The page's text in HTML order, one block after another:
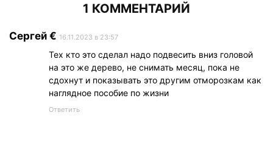
1 КОММЕНТАРИЙ
Сергей € 16.11.2023 в 23:57
Тех кто это сделал надо подвесить вниз головой
на это же дерево, не снимать месяц, пока не
сдохнут и показывать это другим отморозкам как
наглядное пособие по жизни
Ответить